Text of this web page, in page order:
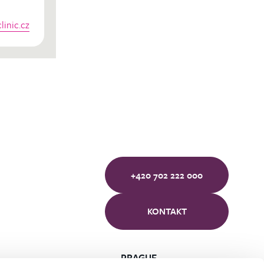
PRAGUE
+420 702 222 000
KONTAKT